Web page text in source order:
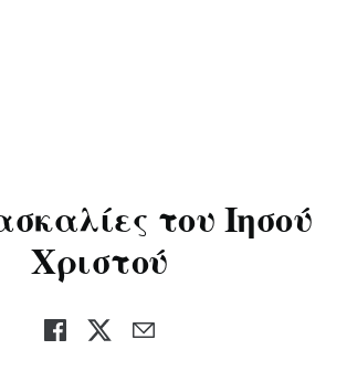
του Ιησού
Χριστού